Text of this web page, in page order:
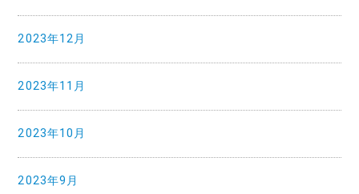
2023年12月
2023年11月
2023年10月
2023年9月